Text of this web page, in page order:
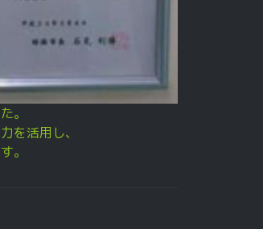
。
を活用し、
。